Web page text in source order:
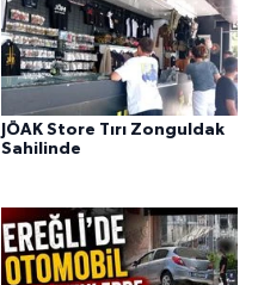
JÖAK Store Tırı Zonguldak
Sahilinde